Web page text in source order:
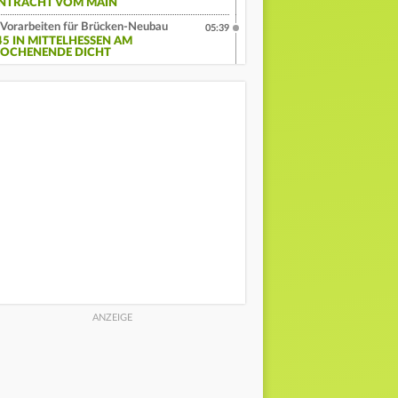
VOM MAIN
Vorarbeiten für Brücken-Neubau
IN MITTELHESSEN AM
DICHT
05:39